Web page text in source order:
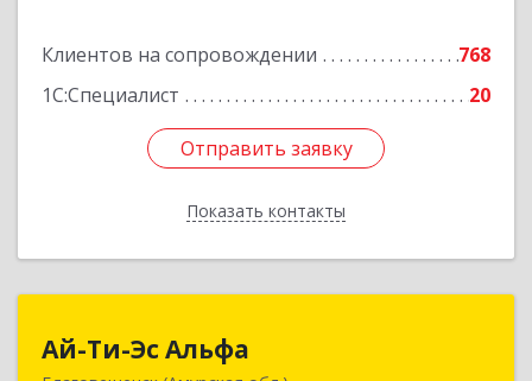
Клиентов на сопровождении
768
1С:Специалист
20
Отправить заявку
Показать контакты
Отправить заявку
Назад
Ай-Ти-Эс Альфа